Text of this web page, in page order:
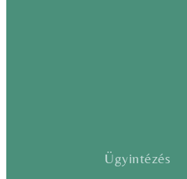
Ügyintézés